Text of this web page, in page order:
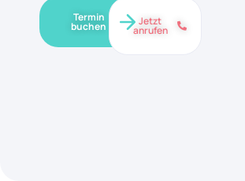
Termin
buchen Jetzt
anrufen